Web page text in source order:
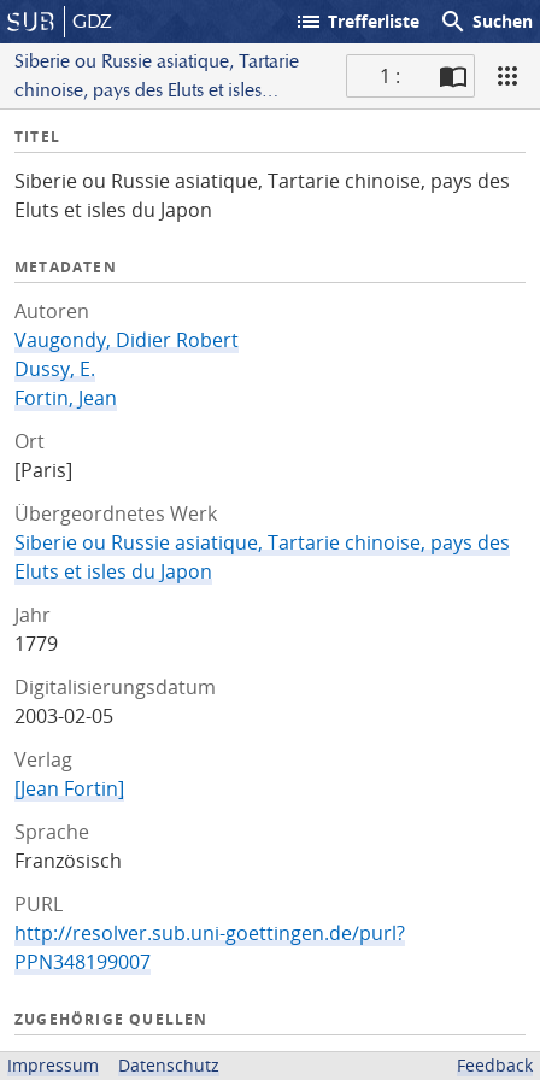
GDZ list Trefferliste search Suchen
Siberie ou Russie asiatique, Tartarie
chinoise, pays des Eluts et isles
1 :
I
f
o
TITEL
Siberie ou Russie asiatique, Tartarie chinoise, pays des
Eluts et isles du Japon
METADATEN
Autoren
Vaugondy, Didier Robert
Dussy, E.
Fortin, Jean
Ort
[Paris]
Übergeordnetes Werk
Siberie ou Russie asiatique, Tartarie chinoise, pays des
Eluts et isles du Japon
Jahr
1779
Digitalisierungsdatum
2003-02-05
Verlag
[Jean Fortin]
Sprache
Französisch
PURL
http://resolver.sub.uni-goettingen.de/purl?
PPN348199007
ZUGEHÖRIGE QUELLEN
OPAC
Impressum Datenschutz Feedback